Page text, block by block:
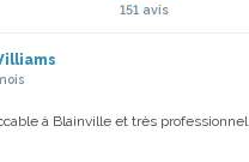
151 avis
à Blainville et très professionnel